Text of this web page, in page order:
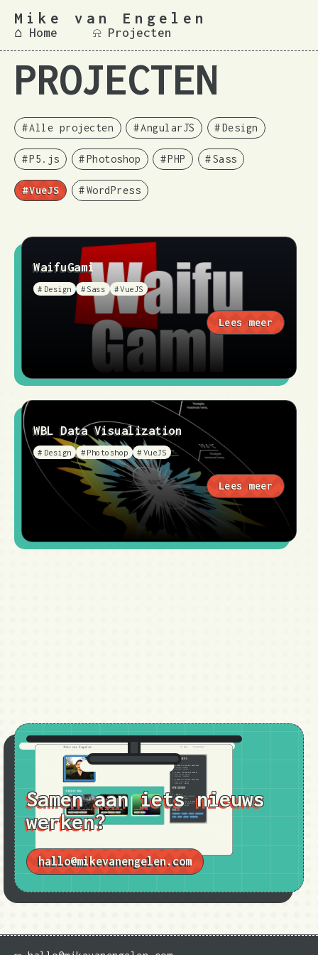
Mike van Engelen
⌂ Home ⍾ Projecten
PROJECTEN
Alle projecten AngularJS Design
P5.js Photoshop PHP Sass
VueJS WordPress
WaifuGami
Design Sass VueJS
Lees meer
WBL Data Visualization
Design Photoshop VueJS
Lees meer
Samen aan iets nieuws
werken?
hallo@mikevanengelen.com